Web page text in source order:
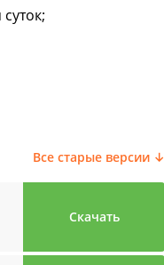
Все старые версии ↓
Скачать